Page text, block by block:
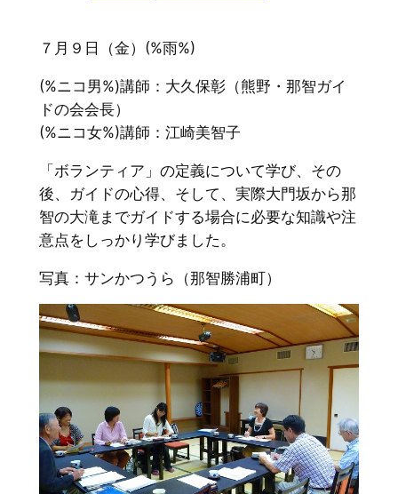
７月９日（金）(%雨%)
(%ニコ男%)講師：大久保彰（熊野・那智ガイ
ドの会会長）
(%ニコ女%)講師：江崎美智子
「ボランティア」の定義について学び、その
後、ガイドの心得、そして、実際大門坂から那
智の大滝までガイドする場合に必要な知識や注
意点をしっかり学びました。
写真：サンかつうら（那智勝浦町）